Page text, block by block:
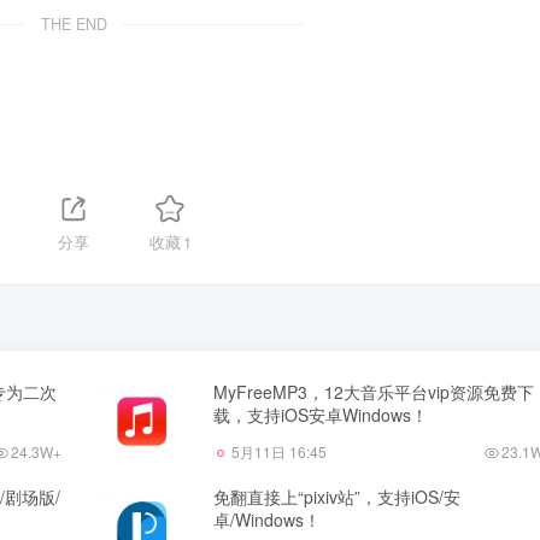
THE END
分享 收藏1
二次
24.3W+
MyFreeMP3，12大音乐平台vip资源免费下
载，支持iOS安卓Windows！
5月11日 16:45
场版/
免翻直接上“pixiv站”，支持iOS/安
卓/Windows！